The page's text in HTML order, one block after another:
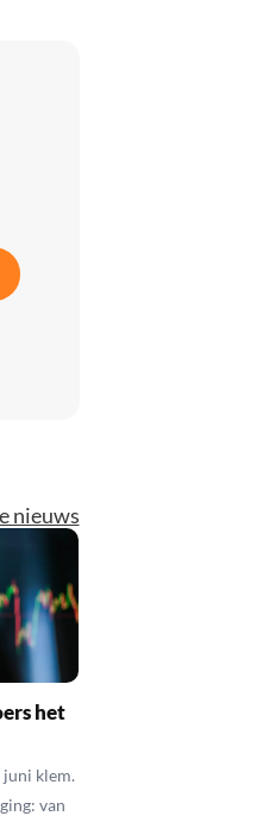
nieuws
het
juni klem.
van